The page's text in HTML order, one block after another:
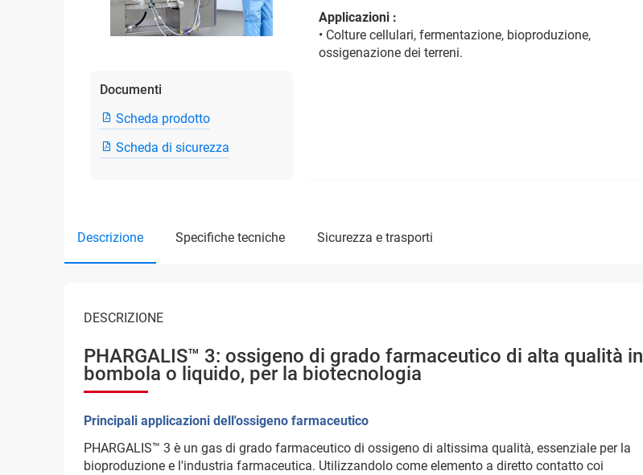
Documenti
Scheda prodotto
Scheda di sicurezza
Applicazioni :
• Colture cellulari, fermentazione, bioproduzione,
ossigenazione dei terreni.
descrizione specifiche tecniche sicurezza e trasporti
DESCRIZIONE
PHARGALIS™ 3: ossigeno di grado farmaceutico di alta qualità in
bombola o liquido, per la biotecnologia
Principali applicazioni dell'ossigeno farmaceutico
PHARGALIS™ 3 è un gas di grado farmaceutico di ossigeno di altissima qualità, essenziale per la
bioproduzione e l'industria farmaceutica. Utilizzandolo come elemento a diretto contatto coi